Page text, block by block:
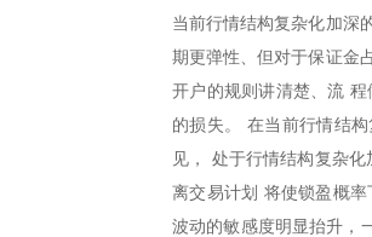
当前行情结构复杂化加深
期更弹性、但对于保证金
开户的规则讲清楚、流
的损失。 在当前行情结
见， 处于行情结构复杂
离交易计划 将使锁盈概
波动的敏感度明显抬升，